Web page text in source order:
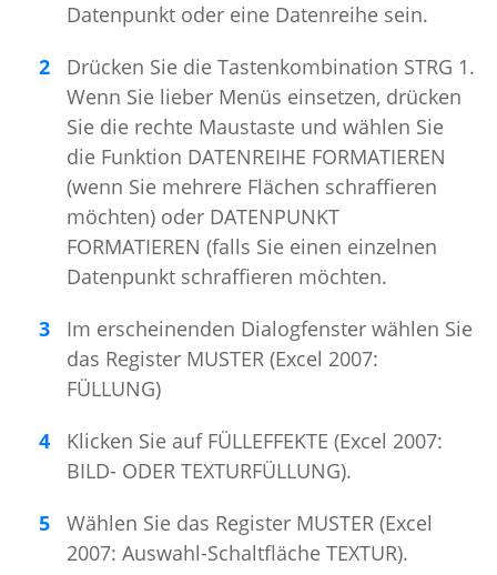
Datenpunkt oder eine Datenreihe sein.
Drücken Sie die Tastenkombination STRG 1.
Wenn Sie lieber Menüs einsetzen, drücken
Sie die rechte Maustaste und wählen Sie
die Funktion DATENREIHE FORMATIEREN
(wenn Sie mehrere Flächen schraffieren
möchten) oder DATENPUNKT
FORMATIEREN (falls Sie einen einzelnen
Datenpunkt schraffieren möchten.
Im erscheinenden Dialogfenster wählen Sie
das Register MUSTER (Excel 2007:
FÜLLUNG)
Klicken Sie auf FÜLLEFFEKTE (Excel 2007:
BILD- ODER TEXTURFÜLLUNG).
Wählen Sie das Register MUSTER (Excel
2007: Auswahl-Schaltfläche TEXTUR).